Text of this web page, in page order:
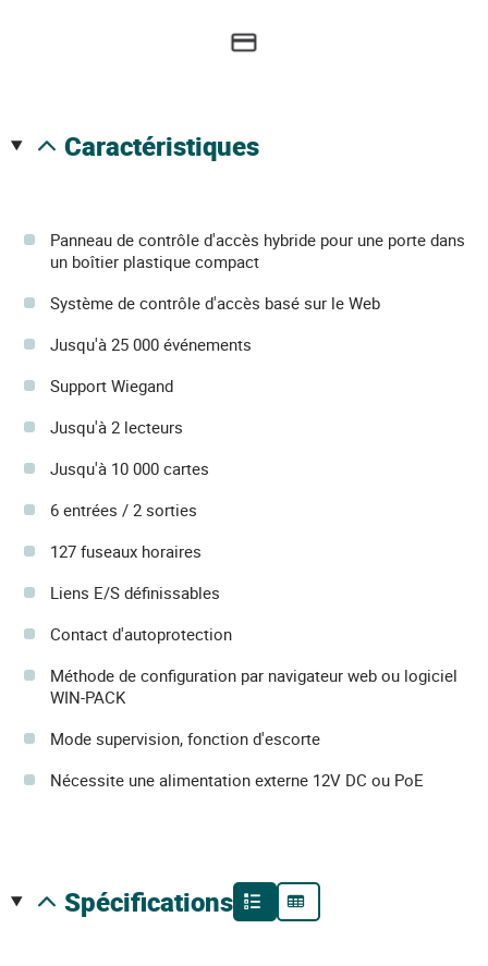
caractéristiques
Panneau de contrôle d'accès hybride pour une porte dans
un boîtier plastique compact
Système de contrôle d'accès basé sur le Web
Jusqu'à 25 000 événements
Support Wiegand
Jusqu'à 2 lecteurs
Jusqu'à 10 000 cartes
6 entrées / 2 sorties
127 fuseaux horaires
Liens E/S définissables
Contact d'autoprotection
Méthode de configuration par navigateur web ou logiciel
WIN-PACK
Mode supervision, fonction d'escorte
Nécessite une alimentation externe 12V DC ou PoE
spécifications